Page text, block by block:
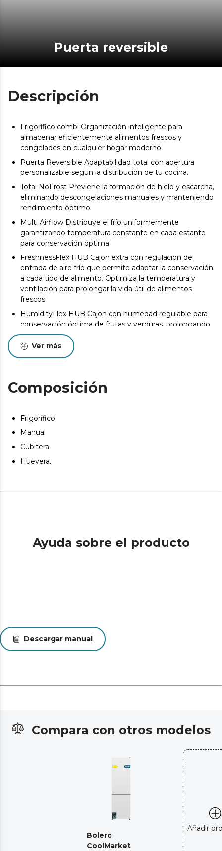
Puerta reversible
Descripción
Frigorífico combi Organización inteligente para
almacenar eficientemente alimentos frescos y
congelados en cualquier hogar moderno.
Puerta Reversible Adaptabilidad total con apertura
personalizable según la distribución de tu cocina.
Total NoFrost Previene la formación de hielo y escarcha,
eliminando descongelaciones manuales y manteniendo
rendimiento óptimo.
Multi Airflow Distribuye el frío uniformemente
garantizando temperatura constante en cada estante
para conservación óptima.
FreshnessFlex HUB Cajón extra con regulación de
entrada de aire frío que permite adaptar la conservación
a cada tipo de alimento. Optimiza la temperatura y
ventilación para prolongar la vida útil de alimentos
frescos.
HumidityFlex HUB Cajón con humedad regulable para
conservación óptima de frutas y verduras, prolongando
su frescura y propiedades.
Modo Vacaciones Función inteligente que apaga por
completo la parte del frigorífico, manteniendo activo
energético durante ausencias prolongadas sin
comprometer la conservación de alimentos
Display interior Panel digital intuitivo para ajustar con
visualización de alimentos sin generar calor.
Alarma de puerta Alerta cuando la puerta queda abierta,
Ver más
Composición
Frigorífico
Manual
Cubitera
Huevera.
Ayuda sobre el producto
Descargar manual
Compara con otros modelos
Bolero
CoolMarket
Añadir